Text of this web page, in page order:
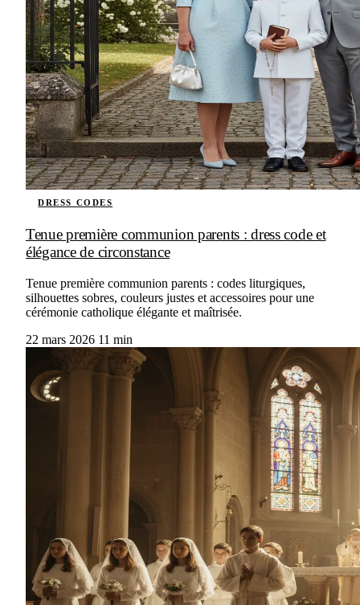
DRESS CODES
Tenue première communion parents : dress code et
élégance de circonstance
Tenue première communion parents : codes liturgiques,
silhouettes sobres, couleurs justes et accessoires pour une
cérémonie catholique élégante et maîtrisée.
22 mars 2026 11 min